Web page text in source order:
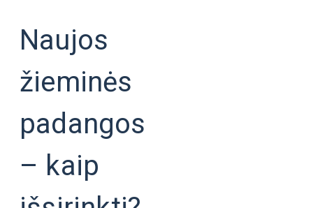
Naujos
žieminės
padangos
– kaip